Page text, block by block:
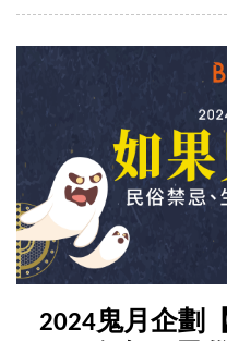
2024鬼月企劃